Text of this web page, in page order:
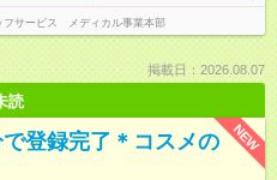
フサービス メディカル事業本部
掲載日：2026.08.07
読
NEW
で登録完了＊コスメの